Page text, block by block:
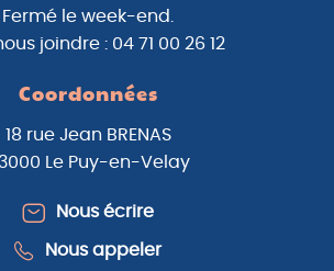
Fermé le week-end.
joindre : 04 71 00 26 12
Coordonnées
18 rue Jean BRENAS
Le Puy-en-Velay
Nous écrire
Nous appeler